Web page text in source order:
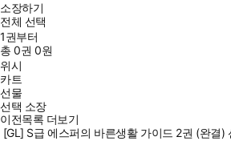
소장하기
전체 선택
1권부터
총0권 0원
위시
카트
선물
선택 소장
이전목록 더보기
[GL] S급 에스퍼의 바른생활 가이드 2권 (완결)